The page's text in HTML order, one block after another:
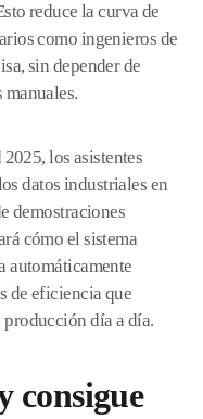
reduce la curva de
como ingenieros de
sin depender de
los asistentes
datos industriales en
demostraciones
cómo el sistema
automáticamente
de eficiencia que
producción día a día.
consigue